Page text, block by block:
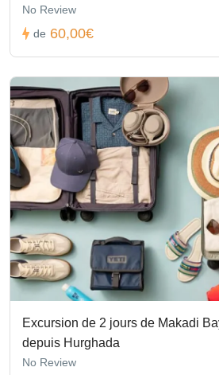
A : Oui ! L’excursion Hurghada le Caire
considérablement le temps de trajet et
Q : L’excursion est-elle adaptée aux
A : Oui, les enfants de 6 à 11 ans
6 ans voyagent gratuitement.
Q : Peut-on combiner l’excursion
Louxor ?
A : Absolument. Des circuits
Louxor
Hurghadade 2 ou 4 jours sont
villes à un rythme confortable.
Q : Où réserver l’excursion
sécurité ?
A : Vous pouvez réserver via des
en ligne, offrant des options
excursion
Hurghada vers le Caire, privées ou en
A : Lesavis excursion Hurghada le
voyageurs soulignant le confort,
No Review
de 60,00€
Excursion de 2 jours de Makadi
depuis Hurghada
No Review